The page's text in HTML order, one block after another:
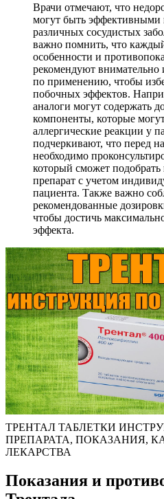
Врачи отмечают, что
могут быть эффективными
различных сосудистых
важно помнить, что
особенности и
рекомендуют внимательно
по применению, чтобы
побочных эффектов.
аналоги могут содержать
компоненты, которые
аллергические реакции у
подчеркивают, что перед
необходимо
который сможет
препарат с учетом
пациента. Также важно
рекомендованные
чтобы достичь
эффекта.
ТРЕНТАЛ ТАБЛЕТКИ
ПРЕПАРАТА, ПОКАЗАНИЯ,
ЛЕКАРСТВА
Показания и